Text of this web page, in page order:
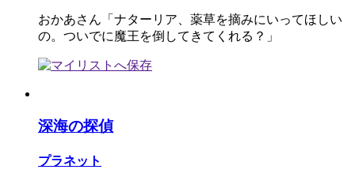
おかあさん「ナターリア、薬草を摘みにいってほしい
の。ついでに魔王を倒してきてくれる？」
深海の探偵
プラネット